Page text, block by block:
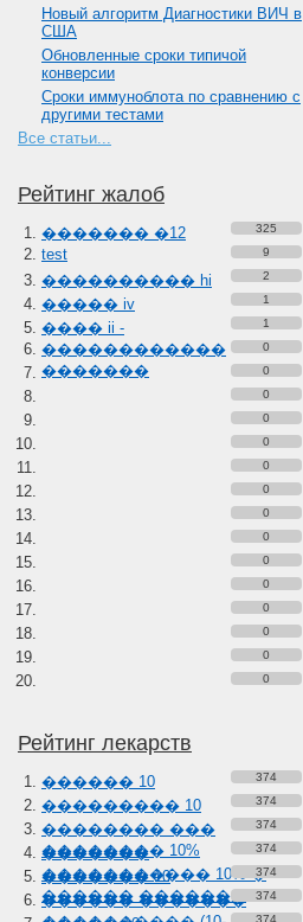
Новый алгоритм Диагностики ВИЧ в
США
Обновленные сроки типичой
конверсии
Сроки иммуноблота по сравнению с
другими тестами
Все статьи...
Рейтинг жалоб
������� �12 325
test 9
���������� hi 2
����� iv 1
���� ii -
������������
�������
1
0
0
0
0
0
0
0
0
0
0
0
0
0
0
0
Рейтинг лекарств
������ 10 374
��������� 10 374
�������� ���
�������� 10%
374
�������
����������� 10% �
������ �������
374
������� 10 374
������ �������
374
374